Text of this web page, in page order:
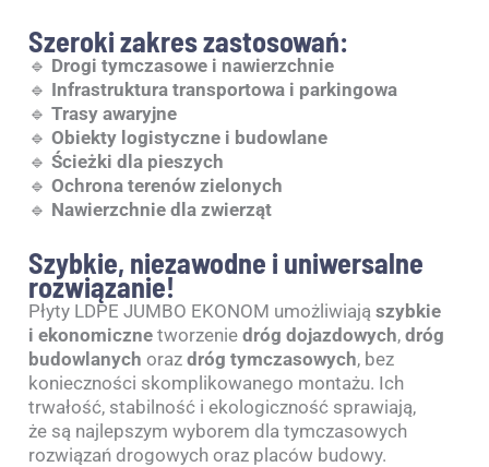
Szeroki zakres zastosowań:
🔹 Drogi tymczasowe i nawierzchnie
🔹 Infrastruktura transportowa i parkingowa
🔹Trasy awaryjne
🔹Obiekty logistyczne i budowlane
🔹Ścieżki dla pieszych
🔹Ochrona terenów zielonych
🔹 Nawierzchnie dla zwierząt
Szybkie, niezawodne i uniwersalne
rozwiązanie!
Płyty LDPE JUMBO EKONOM umożliwiająszybkie
i ekonomiczne tworzeniedróg dojazdowych,dróg
budowlanych orazdróg tymczasowych, bez
konieczności skomplikowanego montażu. Ich
trwałość, stabilność i ekologiczność sprawiają,
że są najlepszym wyborem dla tymczasowych
rozwiązań drogowych oraz placów budowy.